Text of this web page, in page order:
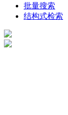
批量搜索
结构式检索